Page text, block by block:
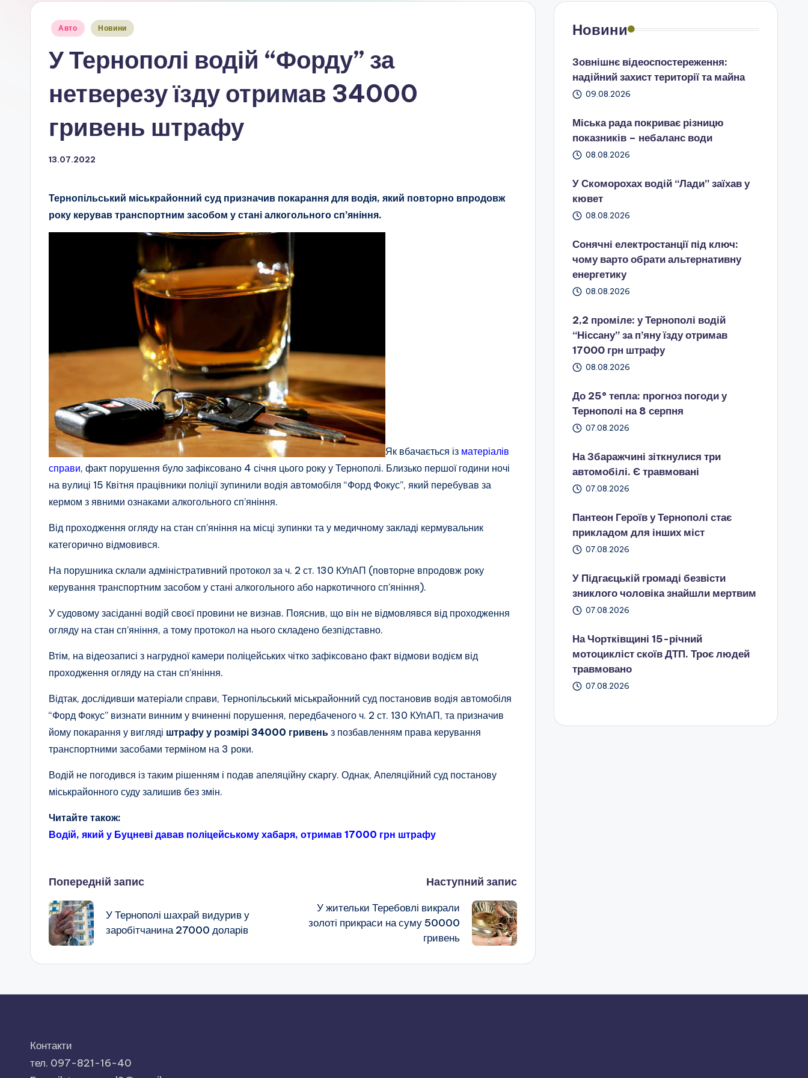
Опубліковано
Авто Новини
У Тернополі водій “Форду” за
нетверезу їзду отримав 34000
гривень штрафу
13.07.2022
Тернопільський міськрайонний суд призначив покарання для водія, який повторно впродовж
року керував транспортним засобом у стані алкогольного сп’яніння.
Як вбачається із матеріалів
справи, факт порушення було зафіксовано 4 січня цього року у Тернополі. Близько першої години ночі
на вулиці 15 Квітня працівники поліції зупинили водія автомобіля “Форд Фокус”, який перебував за
кермом з явними ознаками алкогольного сп’яніння.
Від проходження огляду на стан сп’яніння на місці зупинки та у медичному закладі кермувальник
категорично відмовився.
На порушника склали адміністративний протокол за ч. 2 ст. 130 КУпАП (повторне впродовж року
керування транспортним засобом у стані алкогольного або наркотичного сп’яніння).
У судовому засіданні водій своєї провини не визнав. Пояснив, що він не відмовлявся від проходження
огляду на стан сп’яніння, а тому протокол на нього складено безпідставно.
Втім, на відеозаписі з нагрудної камери поліцейських чітко зафіксовано факт відмови водієм від
проходження огляду на стан сп’яніння.
Відтак, дослідивши матеріали справи, Тернопільський міськрайонний суд постановив водія автомобіля
“Форд Фокус” визнати винним у вчиненні порушення, передбаченого ч. 2 ст. 130 КУпАП, та призначив
йому покарання у вигляді штрафу у розмірі 34000 гривень з позбавленням права керування
транспортними засобами терміном на 3 роки.
Водій не погодився із таким рішенням і подав апеляційну скаргу. Однак, Апеляційний суд постанову
міськрайонного суду залишив без змін.
Читайте також:
Водій, який у Буцневі давав поліцейському хабаря, отримав 17000 грн штрафу
Навігація
по
запису
Попередній запис
У Тернополі шахрай видурив у
заробітчанина 27000 доларів
Наступний запис
У жительки Теребовлі викрали
золоті прикраси на суму 50000
гривень
Новини
Зовнішнє відеоспостереження:
надійний захист території та майна
09.08.2026
Міська рада покриває різницю
показників – небаланс води
08.08.2026
У Скоморохах водій “Лади” заїхав у
кювет
08.08.2026
Сонячні електростанції під ключ:
чому варто обрати альтернативну
енергетику
08.08.2026
2,2 проміле: у Тернополі водій
“Ніссану” за п’яну їзду отримав
17000 грн штрафу
08.08.2026
До 25° тепла: прогноз погоди у
Тернополі на 8 серпня
07.08.2026
На Збаражчині зіткнулися три
автомобілі. Є травмовані
07.08.2026
Пантеон Героїв у Тернополі стає
прикладом для інших міст
07.08.2026
У Підгаєцькій громаді безвісти
зниклого чоловіка знайшли мертвим
07.08.2026
На Чортківщині 15-річний
мотоцикліст скоїв ДТП. Троє людей
травмовано
07.08.2026
Контакти
тел. 097-821-16-40